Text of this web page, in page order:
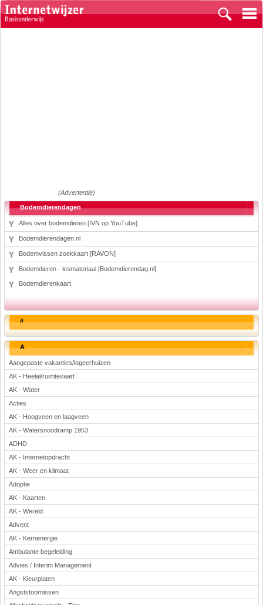
(Advertentie)
Bodemdierendagen
Alles over bodemdieren [IVN op YouTube]
Bodemdierendagen.nl
Bodemvissen zoekkaart [RAVON]
Bodemdieren - lesmateriaal [Bodemdierendag.nl]
Bodemdierenkaart
#
A
Aangepaste vakanties/logeerhuizen
AK - Heelal/ruimtevaart
AK - Water
Acties
AK - Hoogveen en laagveen
AK - Watersnoodramp 1953
ADHD
AK - Internetopdracht
AK - Weer en klimaat
Adoptie
AK - Kaarten
AK - Wereld
Advent
AK - Kernenergie
Ambulante begeleiding
Advies / Interim Management
AK - Kleurplaten
Angststoornissen